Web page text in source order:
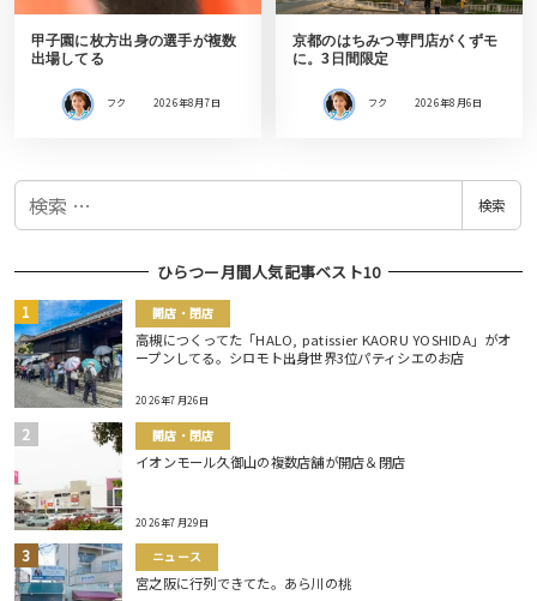
甲子園に枚方出身の選手が複数
出場してる
フク 2026年8月7日
京都のはちみつ専門店がくずモ
に。3日間限定
フク 2026年8月6日
検
検索
ひらつー月間人気記事ベスト10
開店・閉店
高槻につくってた「HALO, patissier KAORU YOSHIDA」がオ
ープンしてる。シロモト出身世界3位パティシエのお店
2026年7月26日
開店・閉店
イオンモール久御山の複数店舗が開店＆閉店
2026年7月29日
ニュース
宮之阪に行列できてた。あら川の桃